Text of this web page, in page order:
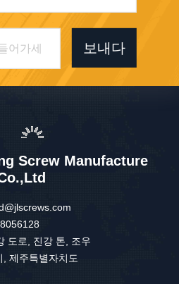
보내다
Screw Manufacture
도로, 진강 톤, 조우
, 제주특별자치도